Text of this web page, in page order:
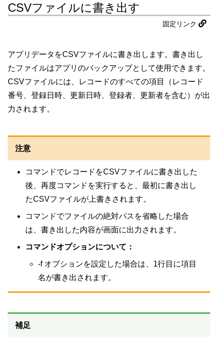
CSVファイルに書き出す
固定リンク
アプリデータをCSVファイルに書き出します。書き出し
たファイルはアプリのバックアップとして使用できます。
CSVファイルには、レコードのすべての項目（レコード
番号、登録日時、更新日時、登録者、更新者を含む）が出
力されます。
注意
コマンドでレコードをCSVファイルに書き出した
後、再度コマンドを実行すると、最初に書き出し
たCSVファイルが上書きされます。
コマンドでファイルの絶対パスを省略した場合
は、書き出した内容が画面に出力されます。
コマンドオプションについて：
-f オプションを設定した場合は、1行目に項目
名が書き出されます。
補足